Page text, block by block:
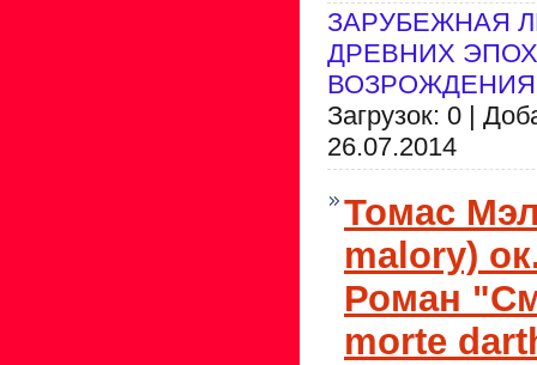
ЗАРУБЕЖНАЯ
ДРЕВНИХ
ВОЗРОЖДЕНИЯ
Загрузок: 0 |
26.07.2014
Томас
malory)
Роман
morte